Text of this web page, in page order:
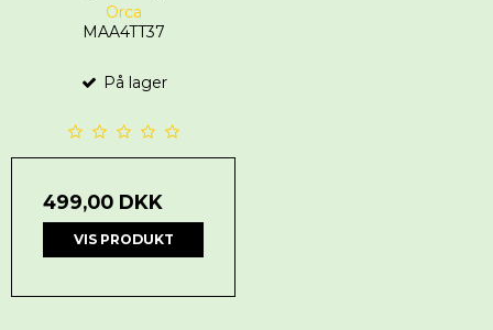
Orca
MAA4TT37
På lager
499,00 DKK
VIS PRODUKT